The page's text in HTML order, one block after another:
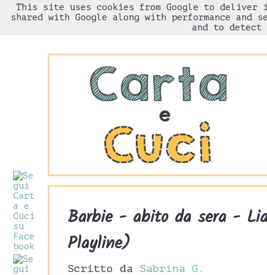
HOME Chi sono
Barbie - abito da sera -
Playline)
Scritto da Sabrina G.
This site uses cookies from Google to
shared with Google along with performance
and to detect